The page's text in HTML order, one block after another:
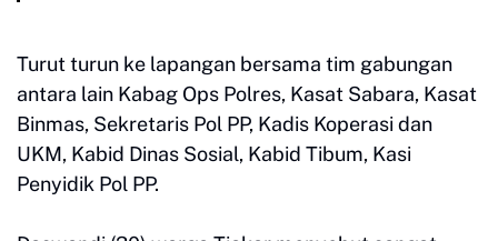
Turut turun ke lapangan bersama tim gabungan
antara lain Kabag Ops Polres, Kasat Sabara, Kasat
Binmas, Sekretaris Pol PP, Kadis Koperasi dan
UKM, Kabid Dinas Sosial, Kabid Tibum, Kasi
Penyidik Pol PP.